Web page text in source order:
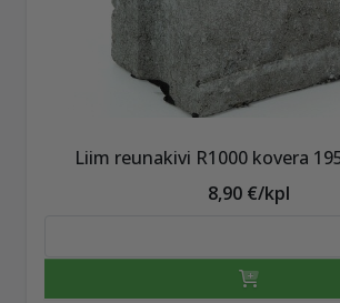
Liim reunakivi R1000 kovera
8,90 €/kpl